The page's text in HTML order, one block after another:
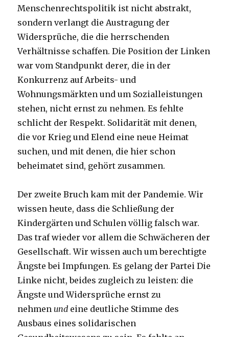
Menschenrechtspolitik ist nicht abstrakt,
sondern verlangt die Austragung der
Widersprüche, die die herrschenden
Verhältnisse schaffen. Die Position der Linken
war vom Standpunkt derer, die in der
Konkurrenz auf Arbeits- und
Wohnungsmärkten und um Sozialleistungen
stehen, nicht ernst zu nehmen. Es fehlte
schlicht der Respekt. Solidarität mit denen,
die vor Krieg und Elend eine neue Heimat
suchen, und mit denen, die hier schon
beheimatet sind, gehört zusammen.
Der zweite Bruch kam mit der Pandemie. Wir
wissen heute, dass die Schließung der
Kindergärten und Schulen völlig falsch war.
Das traf wieder vor allem die Schwächeren der
Gesellschaft. Wir wissen auch um berechtigte
Ängste bei Impfungen. Es gelang der Partei Die
Linke nicht, beides zugleich zu leisten: die
Ängste und Widersprüche ernst zu
nehmen und eine deutliche Stimme des
Ausbaus eines solidarischen